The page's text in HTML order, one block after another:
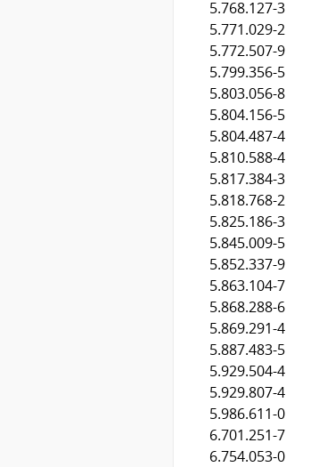
5.768.127-3
5.771.029-2
5.772.507-9
5.799.356-5
5.803.056-8
5.804.156-5
5.804.487-4
5.810.588-4
5.817.384-3
5.818.768-2
5.825.186-3
5.845.009-5
5.852.337-9
5.863.104-7
5.868.288-6
5.869.291-4
5.887.483-5
5.929.504-4
5.929.807-4
5.986.611-0
6.701.251-7
6.754.053-0